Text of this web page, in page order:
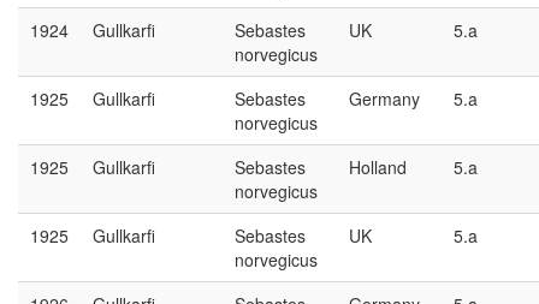
1924 Gullkarfi
Sebastes
norvegicus
UK 5.a
1925 Gullkarfi
Sebastes
norvegicus
Germany 5.a
1925 Gullkarfi
Sebastes
norvegicus
Holland 5.a
1925 Gullkarfi
Sebastes
norvegicus
UK 5.a